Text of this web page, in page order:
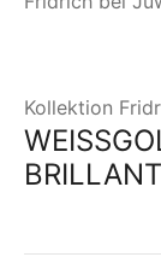
Kollektion